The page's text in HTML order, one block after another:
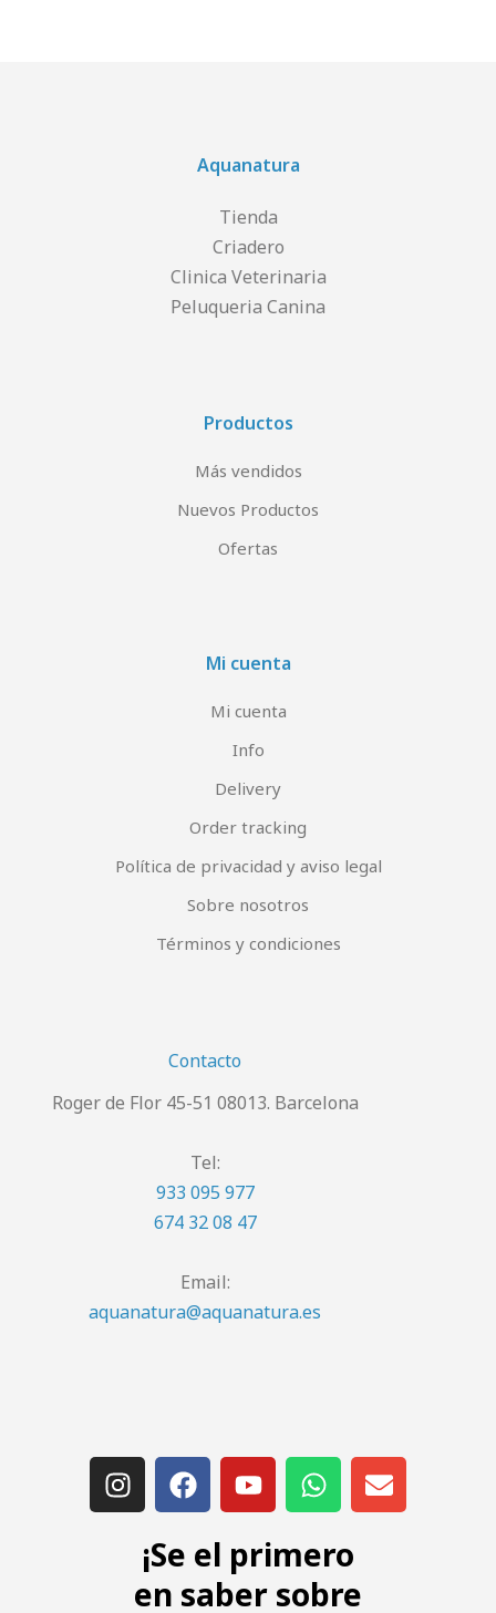
Aquanatura
Tienda
Criadero
Clinica Veterinaria
Peluqueria Canina
Productos
Más vendidos
Nuevos Productos
Ofertas
Mi cuenta
Mi cuenta
Info
Delivery
Order tracking
Política de privacidad y aviso legal
Sobre nosotros
Términos y condiciones
Contacto
Roger de Flor 45-51 08013. Barcelona
Tel:
933 095 977
674 32 08 47
Email:
aquanatura@aquanatura.es
¡Se el primero
en saber sobre